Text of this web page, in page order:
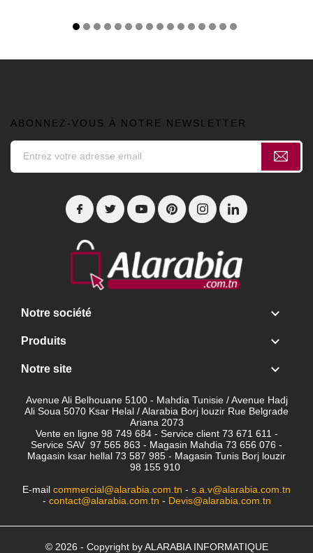
ABONNEZ-VOUS À NOTRE NEWSLETTER
Notre société 
Produits 
Notre site 
Avenue Ali Belhouane 5100 - Mahdia Tunisie / Avenue Hadj
Ali Soua 5070 Ksar Helal / Alarabia Borj louzir Rue Belgrade
Ariana 2073
Vente en ligne 98 749 684 - Service client 73 671 611 -
Service SAV 97 565 863 - Magasin Mahdia 73 656 076 -
Magasin ksar hellal 73 587 985 - Magasin Tunis Borj louzir
98 155 910
E-mail commercial@alarabia.com.tn - s.a.v@alarabia.com.tn
- contact@alarabia.com.tn - Devis@alarabia.com.tn
© 2026 - Copyright by ALARABIA INFORMATIQUE